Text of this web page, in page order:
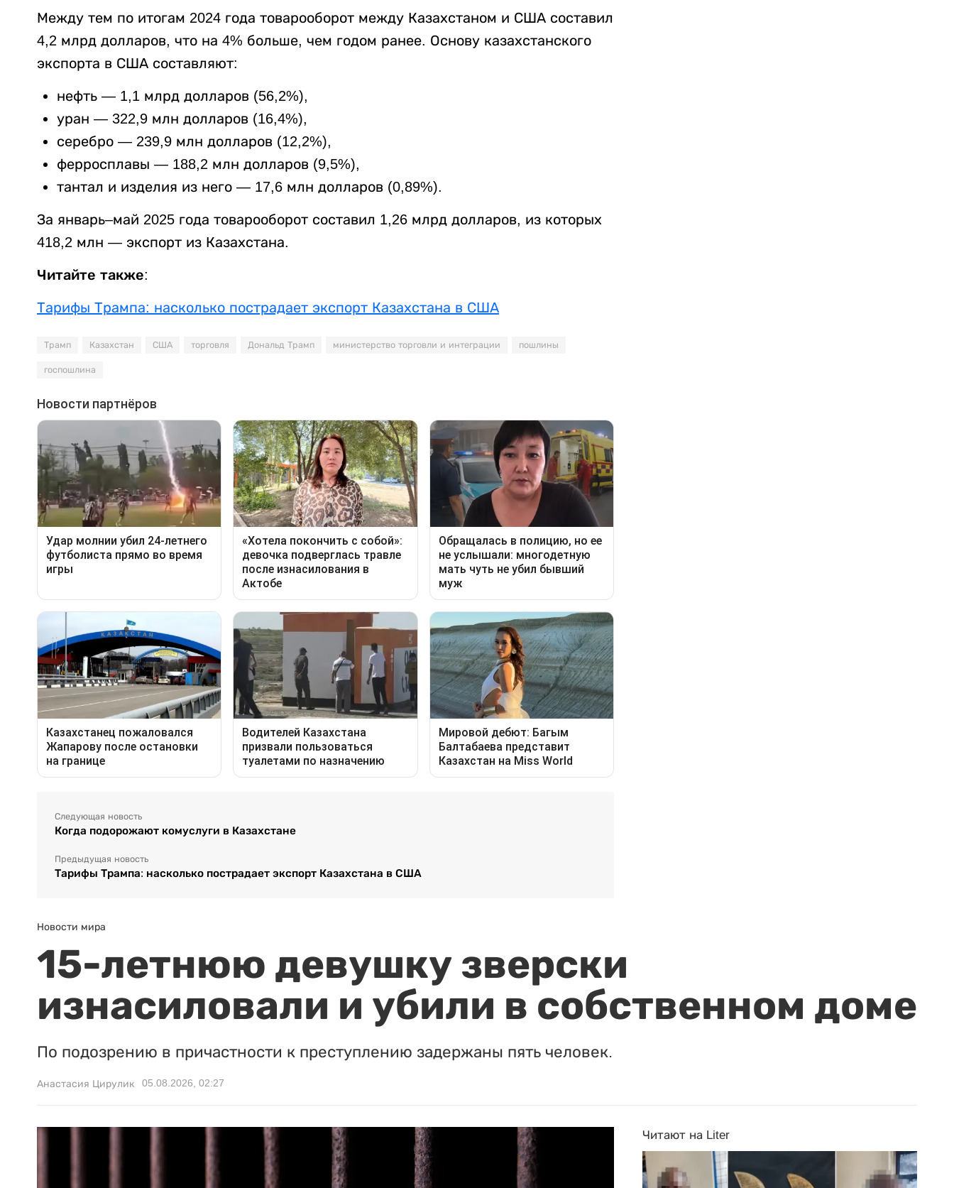
Между тем по итогам 2024 года товарооборот между Казахстаном и США составил
4,2 млрд долларов, что на 4% больше, чем годом ранее. Основу казахстанского
экспорта в США составляют:
нефть — 1,1 млрд долларов (56,2%),
уран — 322,9 млн долларов (16,4%),
серебро — 239,9 млн долларов (12,2%),
ферросплавы — 188,2 млн долларов (9,5%),
тантал и изделия из него — 17,6 млн долларов (0,89%).
За январь–май 2025 года товарооборот составил 1,26 млрд долларов, из которых
418,2 млн — экспорт из Казахстана.
Читайте также:
Тарифы Трампа: насколько пострадает экспорт Казахстана в США
Трамп Казахстан США торговля Дональд Трамп министерство торговли и интеграции пошлины
госпошлина
Следующая новость
Когда подорожают комуслуги в Казахстане
Предыдущая новость
Тарифы Трампа: насколько пострадает экспорт Казахстана в США
Новости мира
15-летнюю девушку зверски
изнасиловали и убили в собственном доме
По подозрению в причастности к преступлению задержаны пять человек.
Анастасия Цирулик 05.08.2026, 02:27
Читают на Liter